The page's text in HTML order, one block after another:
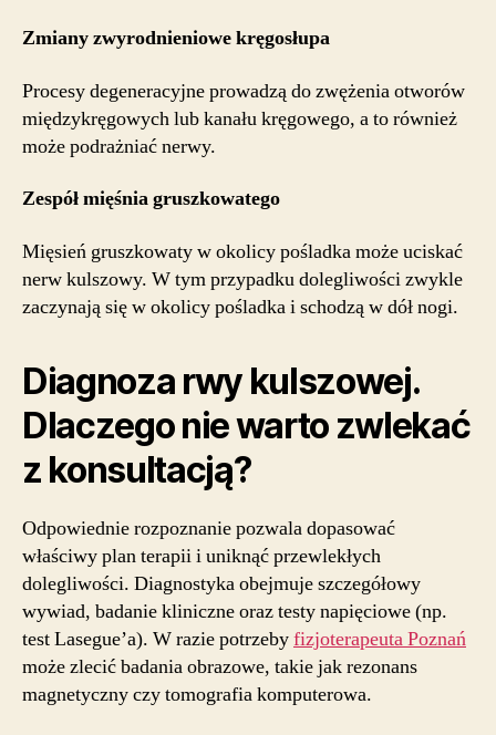
Zmiany zwyrodnieniowe kręgosłupa
Procesy degeneracyjne prowadzą do zwężenia otworów
międzykręgowych lub kanału kręgowego, a to również
może podrażniać nerwy.
Zespół mięśnia gruszkowatego
Mięsień gruszkowaty w okolicy pośladka może uciskać
nerw kulszowy. W tym przypadku dolegliwości zwykle
zaczynają się w okolicy pośladka i schodzą w dół nogi.
Diagnoza rwy kulszowej.
Dlaczego nie warto zwlekać
z konsultacją?
Odpowiednie rozpoznanie pozwala dopasować
właściwy plan terapii i uniknąć przewlekłych
dolegliwości. Diagnostyka obejmuje szczegółowy
wywiad, badanie kliniczne oraz testy napięciowe (np.
test Lasegue’a). W razie potrzebyfizjoterapeuta Poznań
może zlecić badania obrazowe, takie jak rezonans
magnetyczny czy tomografia komputerowa.